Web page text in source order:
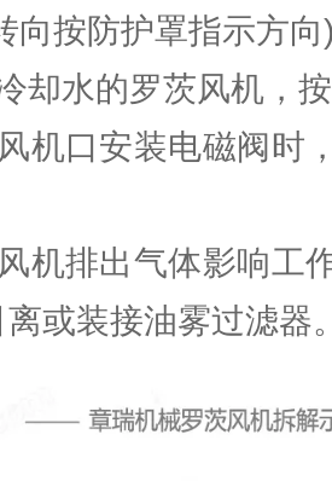
向按防护罩指示方向
却水的罗茨风机，
机口安装电磁阀时
机排出气体影响工
或装接油雾过滤器